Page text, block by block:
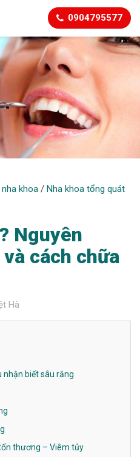
0904795577
khoa / Nha khoa tổng quát
Nguyên
cách chữa
Hà
nhận biết sâu răng
thương – Viêm tủy